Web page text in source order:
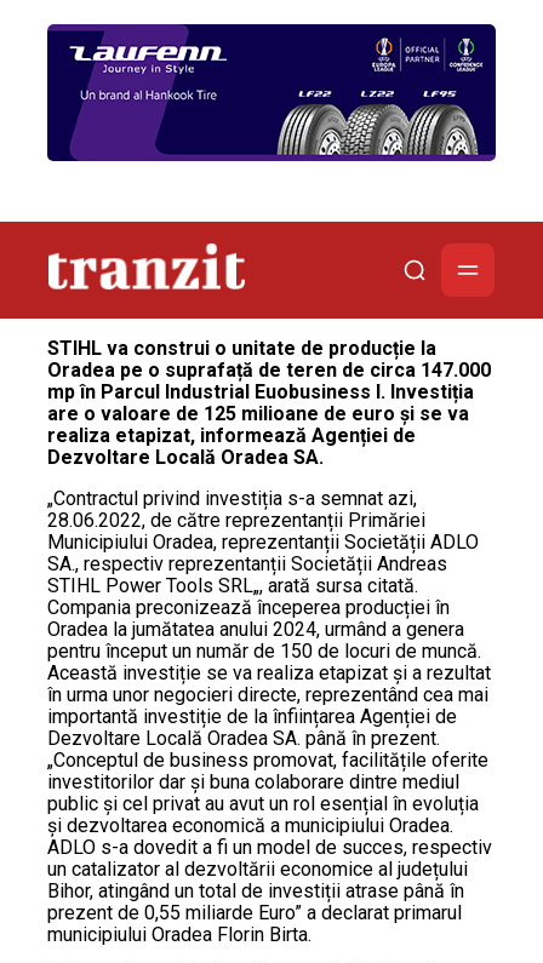
STIHL va construi o unitate de producție la
Oradea pe o suprafață de teren de circa 147.000
mp în Parcul Industrial Euobusiness I. Investiția
are o valoare de 125 milioane de euro și se va
realiza etapizat, informează Agenției de
Dezvoltare Locală Oradea SA.
„Contractul privind investiția s-a semnat azi,
28.06.2022, de către reprezentanții Primăriei
Municipiului Oradea, reprezentanții Societății ADLO
SA., respectiv reprezentanții Societății Andreas
STIHL Power Tools SRL„, arată sursa citată.
Compania preconizează începerea producției în
Oradea la jumătatea anului 2024, urmând a genera
pentru început un număr de 150 de locuri de muncă.
Această investiție se va realiza etapizat și a rezultat
în urma unor negocieri directe, reprezentând cea mai
importantă investiție de la înființarea Agenției de
Dezvoltare Locală Oradea SA. până în prezent.
„Conceptul de business promovat, facilitățile oferite
investitorilor dar și buna colaborare dintre mediul
public și cel privat au avut un rol esențial în evoluția
și dezvoltarea economică a municipiului Oradea.
ADLO s-a dovedit a fi un model de succes, respectiv
un catalizator al dezvoltării economice al județului
Bihor, atingând un total de investiții atrase până în
prezent de 0,55 miliarde Euro” a declarat primarul
municipiului Oradea Florin Birta.